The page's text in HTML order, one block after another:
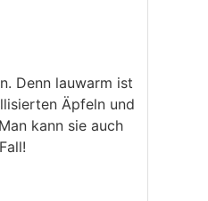
Denn lauwarm ist
Äpfeln und
kann sie auch